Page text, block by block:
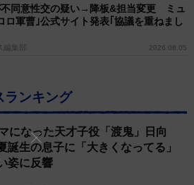
い（べじべじなっぱさん提供）
怖かったようで、「はやくおね
な言葉が出る場面もあった。そし
終わりかと思いきや、べじ丸は
です」と大人顔負けのリクエス
同意性交の疑い→降板&担当変更 ミュ
ロ軍曹｣公式サイト発表｢協議を重ねまし
集部 2026.08.05
ランキング
になった天才子役「渡鬼」日向
生の息子に「大きくなってる」
姿に反響